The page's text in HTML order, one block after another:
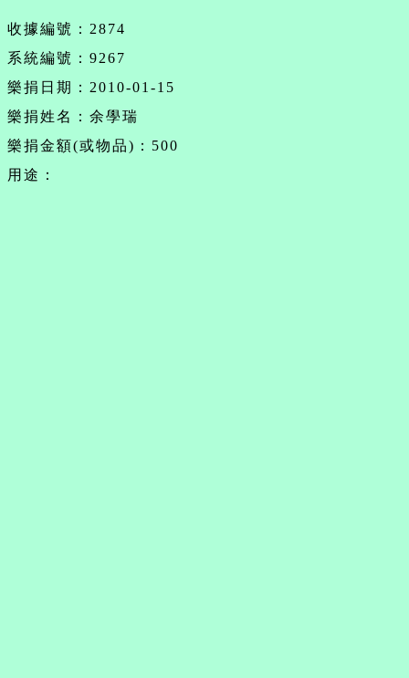
收據編號：2874
系統編號：9267
樂捐日期：2010-01-15
樂捐姓名：余學瑞
樂捐金額(或物品)：500
用途：